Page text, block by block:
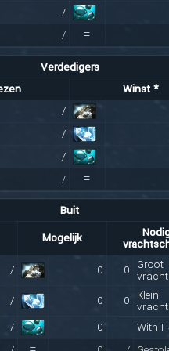
/
/
=
Verdedigers
Winst *
/
/
/
/
=
Buit
Mogelijk
/
0 0 Groot
/
0 0 Klein
/
0
With